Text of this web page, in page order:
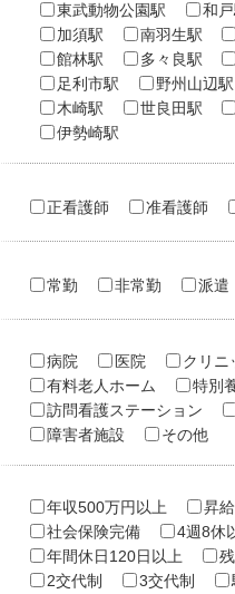
東武動物公園駅
和
加須駅
南羽生駅
館林駅
多々良駅
足利市駅
野州山辺駅
木崎駅
世良田駅
伊勢崎駅
正看護師 准看護師
常勤 非常勤 派遣
病院 医院 クリニ
有料老人ホーム
特別
訪問看護ステーション
障害者施設
その他
年収500万円以上 昇
社会保険完備
4週8休
年間休日120日以上
2交代制
3交代制